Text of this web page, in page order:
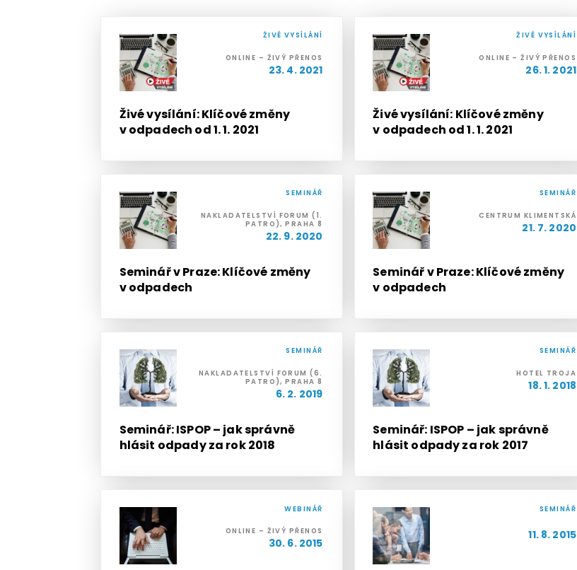
ŽIVÉ VYSÍLÁNÍ
ONLINE – ŽIVÝ PŘENOS
23. 4. 2021
Živé vysílání: Klíčové změny
v odpadech od 1. 1. 2021
ŽIVÉ VYSÍLÁNÍ
ONLINE – ŽIVÝ PŘENOS
26. 1. 2021
Živé vysílání: Klíčové změny
v odpadech od 1. 1. 2021
SEMINÁŘ
NAKLADATELSTVÍ FORUM (1.
PATRO), PRAHA 8
22. 9. 2020
Seminář v Praze: Klíčové změny
v odpadech
SEMINÁŘ
CENTRUM KLIMENTSKÁ
21. 7. 2020
Seminář v Praze: Klíčové změny
v odpadech
SEMINÁŘ
NAKLADATELSTVÍ FORUM (6.
PATRO), PRAHA 8
6. 2. 2019
Seminář: ISPOP – jak správně
hlásit odpady za rok 2018
SEMINÁŘ
HOTEL TROJA
18. 1. 2018
Seminář: ISPOP – jak správně
hlásit odpady za rok 2017
WEBINÁŘ
ONLINE – ŽIVÝ PŘENOS
30. 6. 2015
SEMINÁŘ
11. 8. 2015